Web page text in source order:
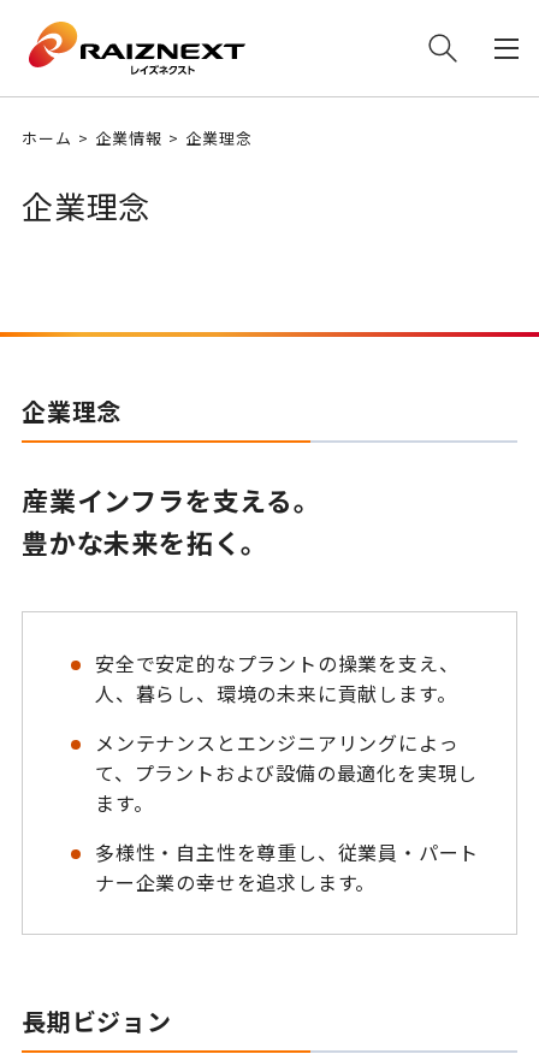
ホーム 企業情報 企業理念
企業理念
企業理念
産業インフラを支える。
豊かな未来を拓く。
安全で安定的なプラントの操業を支え、
人、暮らし、環境の未来に貢献します。
メンテナンスとエンジニアリングによっ
て、プラントおよび設備の最適化を実現し
ます。
多様性・自主性を尊重し、従業員・パート
ナー企業の幸せを追求します。
長期ビジョン